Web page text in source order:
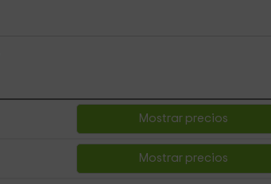
Mostrar precios
Mostrar precios